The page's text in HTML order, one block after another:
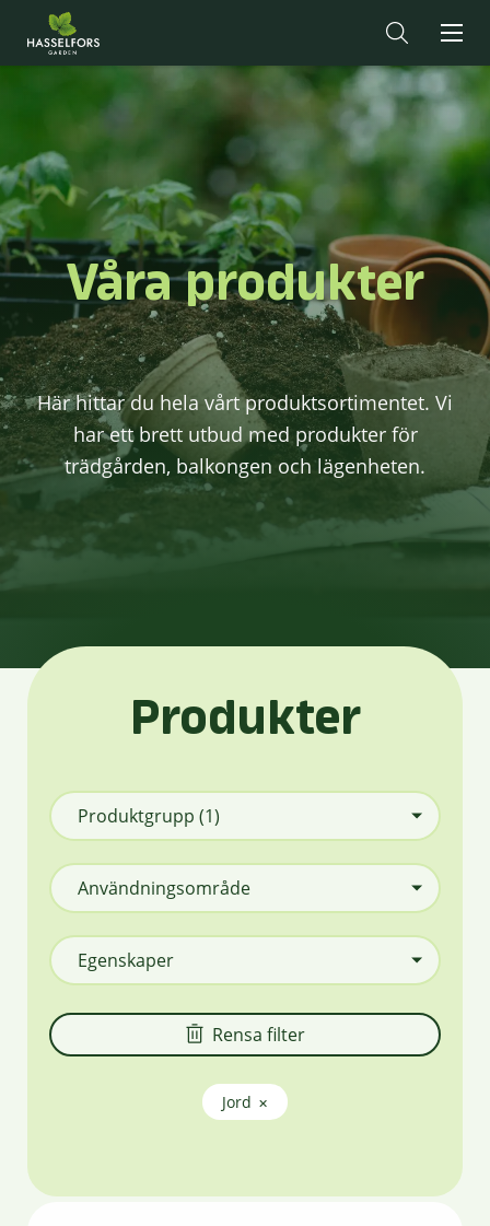
Våra produkter
Här hittar du hela vårt produktsortimentet. Vi
har ett brett utbud med produkter för
trädgården, balkongen och lägenheten.
Produkter
Produktgrupp (1)
Användningsområde
Egenskaper
Rensa filter
Jord